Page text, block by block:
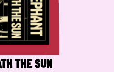
THE SUN